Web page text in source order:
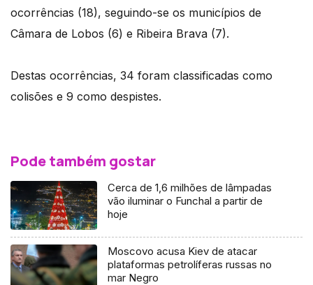
ocorrências (18), seguindo-se os municípios de
Câmara de Lobos (6) e Ribeira Brava (7).
Destas ocorrências, 34 foram classificadas como
colisões e 9 como despistes.
Pode também gostar
Cerca de 1,6 milhões de lâmpadas
vão iluminar o Funchal a partir de
hoje
Moscovo acusa Kiev de atacar
plataformas petrolíferas russas no
mar Negro